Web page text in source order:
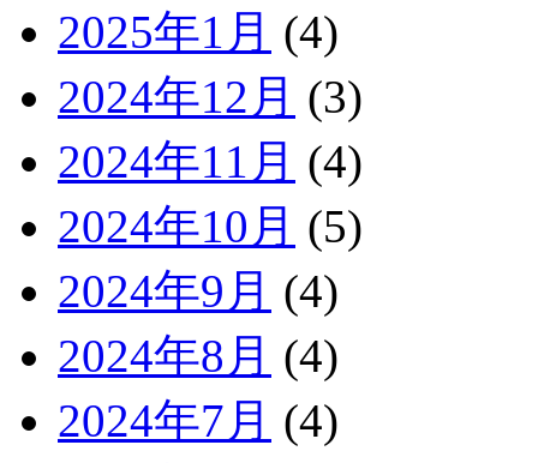
2025年1月 (4)
2024年12月 (3)
2024年11月 (4)
2024年10月 (5)
2024年9月 (4)
2024年8月 (4)
2024年7月 (4)